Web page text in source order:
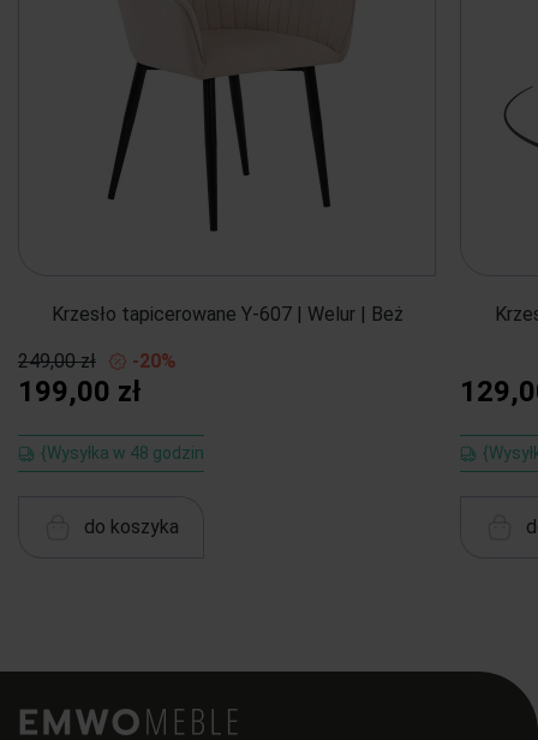
Krzesło tapicerowane Y-607 | Welur | Beż
249,00 zł -20%
199,00 zł
{Wysyłka w 48 godzin
do koszyka